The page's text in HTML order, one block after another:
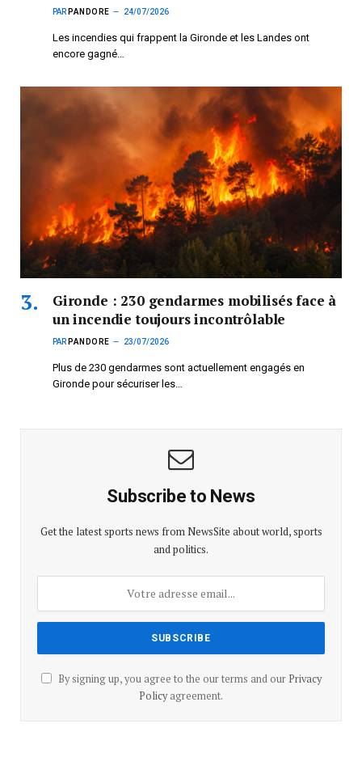
PAR PANDORE 24/07/2026
Les incendies qui frappent la Gironde et les Landes ont
encore gagné…
Gironde : 230 gendarmes mobilisés face à
un incendie toujours incontrôlable
PAR PANDORE 23/07/2026
Plus de 230 gendarmes sont actuellement engagés en
Gironde pour sécuriser les…
Subscribe to News
Get the latest sports news from NewsSite about world, sports
and politics.
By signing up, you agree to the our terms and our Privacy
Policyagreement.